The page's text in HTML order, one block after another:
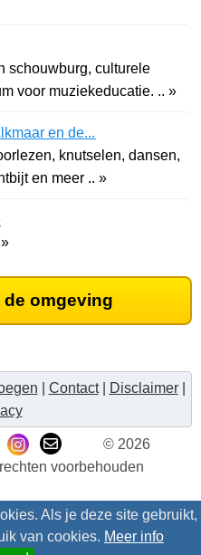
Als je deze site gebruikt,
van cookies. Meer info
schouwburg, culturele
voor muziekeducatie. .. »
en de...
knutselen, dansen,
en meer .. »
omgeving
Contact| Disclaimer|
© 2026
voorbehouden